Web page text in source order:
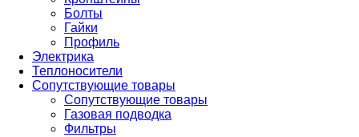
Болты
Гайки
Профиль
Электрика
Теплоносители
Сопутствующие товары
Сопутствующие товары
Газовая подводка
Фильтры